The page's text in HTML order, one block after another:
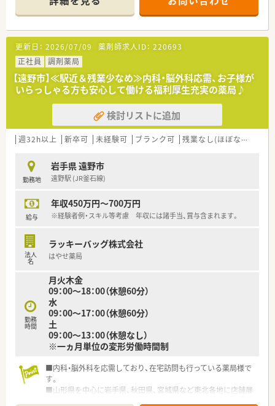
⇓
福利厚生やワークライフバランスに重点を置いており、【産前、
産後休業】、【育児休業】、【時短勤務】等の制度も多くの社員が利
用し自身のライフステージに合わせた働き方が実現できます。
また、新卒採用を積極的に行っている関係で、経験浅い方から豊
富な方までスキルに合わせた教育制度がございます。
そして将来の薬剤師の育成で、独立支援制度も行っています。独
立後もしっかりフォローするのが同社の特徴です。
＜ こんな薬局です！ ＞
内科クリニックが門前にあり、メインに応需しています。
遠野駅よりすぐそばで徒歩1，2分程度の立地にございます。
外観は、名称のとおり「民話のふるさと」である遠野に馴染むよ
地域住民の方が多く利用されているため、地域交流が盛んな薬局
です♪
●コミュケーションを大事にでき、対応力を磨いていきたい方
●風情ある環境で働きたい方
・・・ 企業紹介 ・・・
岩手県39店舗・青森県1店舗展開しております。
企業です。
地域密着のかかりつけ薬局として事業展開をしてきました。
多くの顧客の心を掴み、北東北ナンバーワンの薬局として成長を
続けています。
また、医療や介護現場との連携により、調剤の必要性をあらため
て知ってもらう在宅訪問管理業務なども積極的におこなってい
ます。
更新日： 2026/07/09 薬剤師求人ID： 220693
正社員
調剤薬局
【遠野市】≪駅近＆残業少なめ≫内科・脳外科応需、お子様が
いらっしゃる方も安心して働ける福利厚生充実の薬局♪
検討リストに追加
週32h以上 新卒可 未経験可 ブランク可 残業なし(ほぼなし含む)
勤務地
岩手県 遠野市
遠野駅 (JR釜石線)
給与
年収450万円～700万円
※経験者例・スキル等考慮 年収には諸手当、賞与含まれます。
法人
名
ラッキーバッグ株式会社
はやせ薬局
勤務
時間
月火木金
09：00～18：00（休憩60分）
水
09：00～17：00（休憩60分）
土
09：00～13：00（休憩なし）
※一ヵ月単位の変形労働時間制
■内科・脳外科を応需しており、在宅訪問も行っている薬局様で
す。
■山形県を中心に岩手県、秋田県、宮城県など東北各地に店舗展